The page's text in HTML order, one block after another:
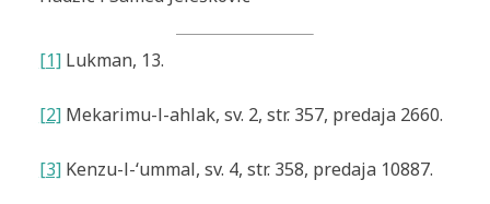
[1]Lukman, 13.
[2]Mekarimu-l-ahlak, sv. 2, str. 357, predaja 2660.
[3]Kenzu-l-‘ummal, sv. 4, str. 358, predaja 10887.